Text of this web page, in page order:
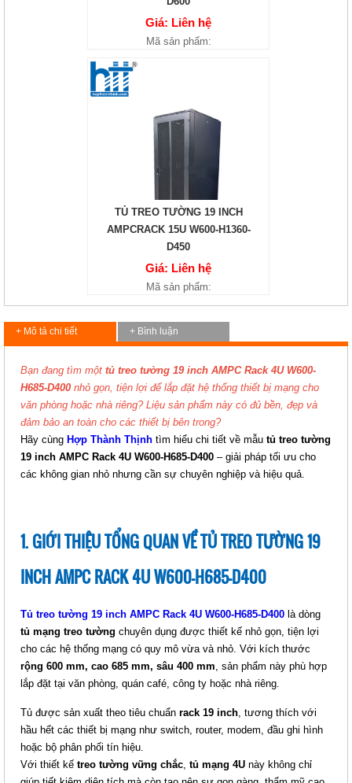
Giá: Liên hệ
Mã sản phẩm:
TỦ TREO TƯỜNG 19 INCH
AMPCRACK 15U W600-H1360-
D450
Giá: Liên hệ
Mã sản phẩm:
TỦ TREO TƯỜNG 19 INCH
AMPCRACK 15U W600-H1360-
Mã sản phẩm:
AMPCRACK 12U W600-H1165-
D600
Giá: Liên hệ
Mã sản phẩm:
+ Mô tả chi tiết + Bình luận
Bạn đang tìm một tủ treo tường 19 inch AMPC Rack 4U W600-
H685-D400 nhỏ gọn, tiện lợi để lắp đặt hệ thống thiết bị mạng cho
văn phòng hoặc nhà riêng? Liệu sản phẩm này có đủ bền, đẹp và
đảm bảo an toàn cho các thiết bị bên trong?
Hãy cùng Hợp Thành Thịnh tìm hiểu chi tiết về mẫu tủ treo tường
19 inch AMPC Rack 4U W600-H685-D400 – giải pháp tối ưu cho
các không gian nhỏ nhưng cần sự chuyên nghiệp và hiệu quả.
1. GIỚI THIỆU TỔNG QUAN VỀ TỦ TREO TƯỜNG 19
INCH AMPC RACK 4U W600-H685-D400
Tủ treo tường 19 inch AMPC Rack 4U W600-H685-D400 là dòng
tủ mạng treo tường chuyên dụng được thiết kế nhỏ gọn, tiện lợi
cho các hệ thống mạng có quy mô vừa và nhỏ. Với kích thước
rộng 600 mm, cao 685 mm, sâu 400 mm, sản phẩm này phù hợp
lắp đặt tại văn phòng, quán café, công ty hoặc nhà riêng.
Tủ được sản xuất theo tiêu chuẩn rack 19 inch, tương thích với
hầu hết các thiết bị mạng như switch, router, modem, đầu ghi hình
hoặc bộ phân phối tín hiệu.
Với thiết kế treo tường vững chắc, tủ mạng 4U này không chỉ